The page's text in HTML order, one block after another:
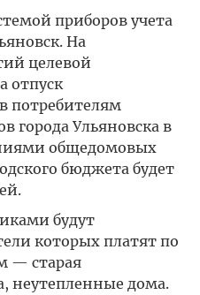
приборов учета
На
целевой
отпуск
потребителям
города Ульяновска в
общедомовых
бюджета будет
будут
которых платят по
— старая
неутепленные дома.